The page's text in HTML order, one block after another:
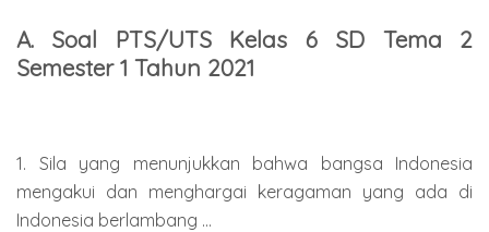
A. Soal PTS/UTS Kelas 6 SD Tema 2
Semester 1 Tahun 2021
1. Sila yang menunjukkan bahwa bangsa Indonesia
mengakui dan menghargai keragaman yang ada di
Indonesia berlambang ...